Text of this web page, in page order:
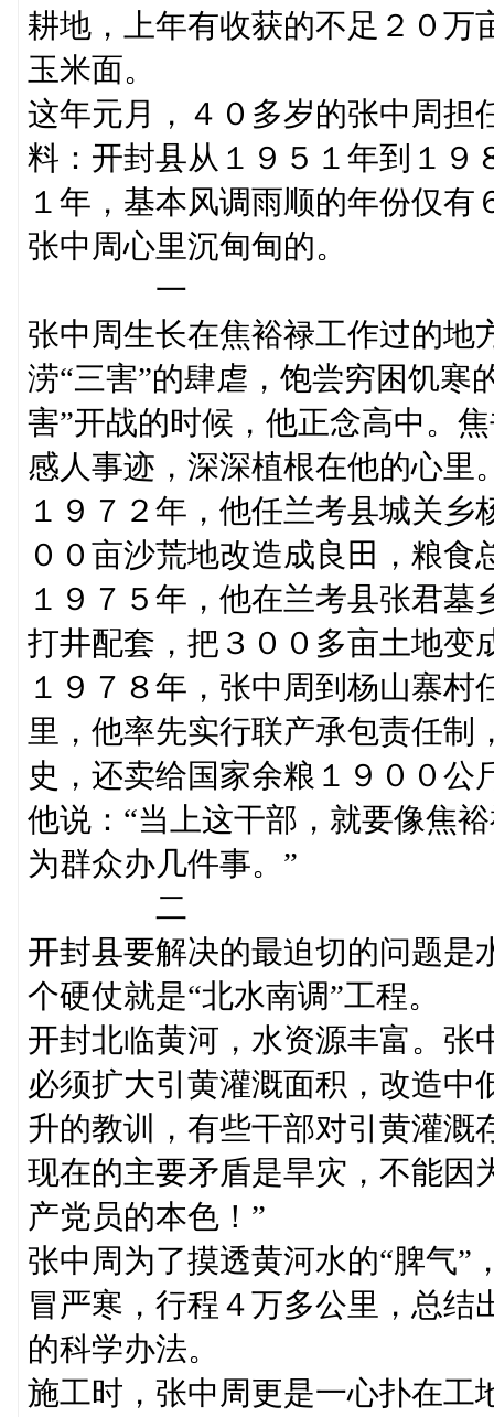
耕地，上年有收获的不足２０万
玉米面。
这年元月，４０多岁的张中周担
料：开封县从１９５１年到１９
１年，基本风调雨顺的年份仅有
张中周心里沉甸甸的。
一
张中周生长在焦裕禄工作过的
涝“三害”的肆虐，饱尝穷困饥寒
害”开战的时候，他正念高中。
感人事迹，深深植根在他的心里
１９７２年，他任兰考县城关
００亩沙荒地改造成良田，粮食
１９７５年，他在兰考县张君
打井配套，把３００多亩土地变
１９７８年，张中周到杨山寨
里，他率先实行联产承包责任制
史，还卖给国家余粮１９００公
他说：“当上这干部，就要像焦
为群众办几件事。”
二
开封县要解决的最迫切的问题是
个硬仗就是“北水南调”工程。
开封北临黄河，水资源丰富。张
必须扩大引黄灌溉面积，改造中
升的教训，有些干部对引黄灌溉
现在的主要矛盾是旱灾，不能因
产党员的本色！”
张中周为了摸透黄河水的“脾气”
冒严寒，行程４万多公里，总结
的科学办法。
施工时，张中周更是一心扑在工